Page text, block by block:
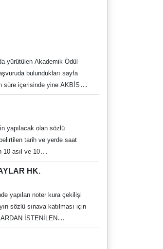
yürütülen Akademik Ödül
bulundukları sayfa
süre içerisinde yine AKBİS
yapılacak olan sözlü
tarih ve yerde saat
10 asıl ve 10
HK.
yapılan noter kura çekilişi
sözlü sınava katılması için
İSTENİLEN
(1 adet) Eski